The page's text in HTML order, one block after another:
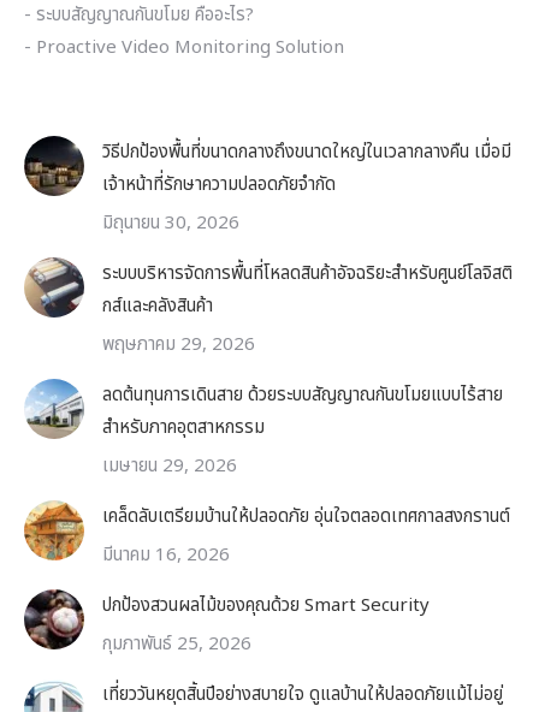
- ระบบสัญญาณกันขโมย คืออะไร?
- Proactive Video Monitoring Solution
วิธีปกป้องพื้นที่ขนาดกลางถึงขนาดใหญ่ในเวลากลางคืน เมื่อมี
เจ้าหน้าที่รักษาความปลอดภัยจำกัด
มิถุนายน 30, 2026
ระบบบริหารจัดการพื้นที่โหลดสินค้าอัจฉริยะสำหรับศูนย์โลจิสติ
กส์และคลังสินค้า
พฤษภาคม 29, 2026
ลดต้นทุนการเดินสาย ด้วยระบบสัญญาณกันขโมยแบบไร้สาย
สำหรับภาคอุตสาหกรรม
เมษายน 29, 2026
เคล็ดลับเตรียมบ้านให้ปลอดภัย อุ่นใจตลอดเทศกาลสงกรานต์
มีนาคม 16, 2026
ปกป้องสวนผลไม้ของคุณด้วย Smart Security
กุมภาพันธ์ 25, 2026
เที่ยววันหยุดสิ้นปีอย่างสบายใจ ดูแลบ้านให้ปลอดภัยแม้ไม่อยู่